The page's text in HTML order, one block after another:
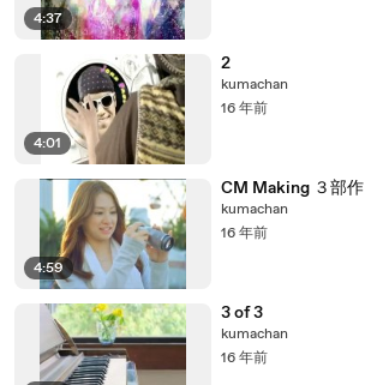
4:37
4:01
2
kumachan
16 年前
4:59
CM Making ３部作
kumachan
16 年前
3 of 3
kumachan
16 年前